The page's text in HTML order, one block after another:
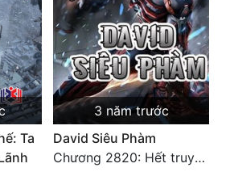
Ta
3 năm trước
David Siêu Phàm
Chương 2820: Hết truyện (3)